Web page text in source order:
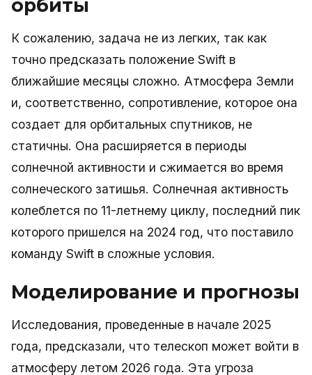
орбиты
К сожалению, задача не из легких, так как
точно предсказать положение Swift в
ближайшие месяцы сложно. Атмосфера Земли
и, соответственно, сопротивление, которое она
создает для орбитальных спутников, не
статичны. Она расширяется в периоды
солнечной активности и сжимается во время
солнеческого затишья. Солнечная активность
колеблется по 11-летнему циклу, последний пик
которого пришелся на 2024 год, что поставило
команду Swift в сложные условия.
Моделирование и прогнозы
Исследования, проведенные в начале 2025
года, предсказали, что телескоп может войти в
атмосферу летом 2026 года. Эта угроза